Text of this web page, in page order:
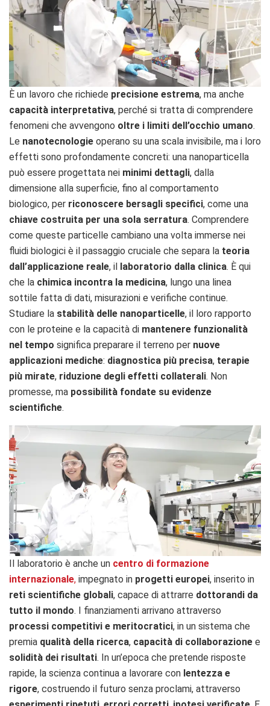
È un lavoro che richiede precisione estrema, ma anche
capacità interpretativa, perché si tratta di comprendere
fenomeni che avvengono oltre i limiti dell’occhio umano.
Le nanotecnologie operano su una scala invisibile, ma i loro
effetti sono profondamente concreti: una nanoparticella
può essere progettata nei minimi dettagli, dalla
dimensione alla superficie, fino al comportamento
biologico, per riconoscere bersagli specifici, come una
chiave costruita per una sola serratura. Comprendere
come queste particelle cambiano una volta immerse nei
fluidi biologici è il passaggio cruciale che separa la teoria
dall’applicazione reale, il laboratorio dalla clinica. È qui
che la chimica incontra la medicina, lungo una linea
sottile fatta di dati, misurazioni e verifiche continue.
Studiare la stabilità delle nanoparticelle, il loro rapporto
con le proteine e la capacità di mantenere funzionalità
nel tempo significa preparare il terreno per nuove
applicazioni mediche: diagnostica più precisa, terapie
più mirate, riduzione degli effetti collaterali. Non
promesse, ma possibilità fondate su evidenze
scientifiche.
Il laboratorio è anche un centro di formazione
internazionale, impegnato in progetti europei, inserito in
reti scientifiche globali, capace di attrarre dottorandi da
tutto il mondo. I finanziamenti arrivano attraverso
processi competitivi e meritocratici, in un sistema che
premia qualità della ricerca, capacità di collaborazione e
solidità dei risultati. In un’epoca che pretende risposte
rapide, la scienza continua a lavorare con lentezza e
rigore, costruendo il futuro senza proclami, attraverso